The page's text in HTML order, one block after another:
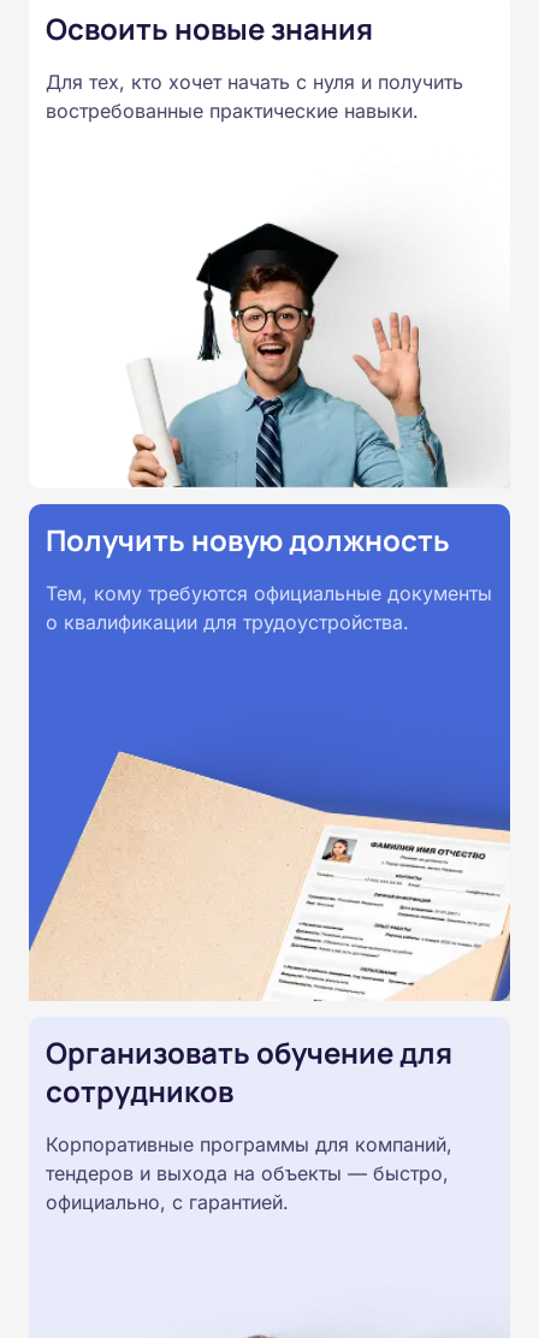
Освоить новые знания
Для тех, кто хочет начать с нуля и получить
востребованные практические навыки.
Получить новую должность
Тем, кому требуются официальные документы
о квалификации для трудоустройства.
Организовать обучение для
сотрудников
Корпоративные программы для компаний,
тендеров и выхода на объекты — быстро,
официально, с гарантией.